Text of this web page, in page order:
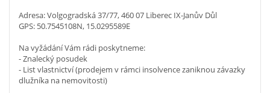
Adresa: Volgogradská 37/77, 460 07 Liberec IX-Janův Důl
GPS: 50.7545108N, 15.0295589E
Na vyžádání Vám rádi poskytneme:
- Znalecký posudek
- List vlastnictví (prodejem v rámci insolvence zaniknou závazky
dlužníka na nemovitosti)